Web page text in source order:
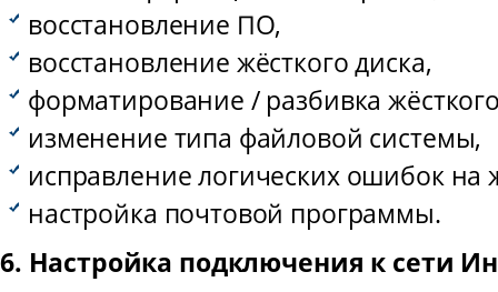
восстановление ПО,
восстановление жёсткого диска,
форматирование / разбивка
изменение типа файловой системы,
исправление логических ошибок на
настройка почтовой программы.
6. Настройка подключения к сети